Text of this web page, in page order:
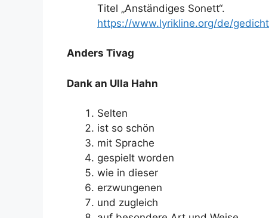
Titel „Anständiges Sonett“.
https://www.lyrikline.org/de/
Anders Tivag
Dank an Ulla Hahn
Selten
ist so schön
mit Sprache
gespielt worden
wie in dieser
erzwungenen
und zugleich